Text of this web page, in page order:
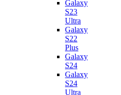
Galaxy
S23
Ultra
Galaxy
S22
Plus
Galaxy
S24
Galaxy
S24
Ultra